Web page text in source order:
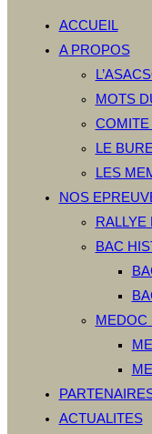
ACCUEIL
A PROPOS
MOTS
LE
LES
NOS
RALLYE
BAC
MEDOC
ACTUALITES